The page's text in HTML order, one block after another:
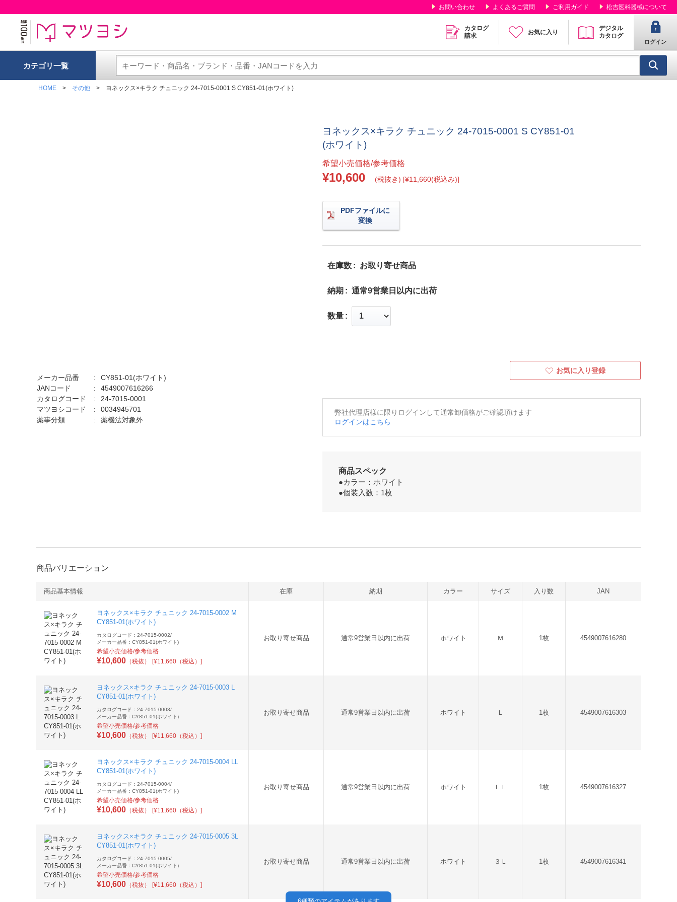
お問い合わせ よくあるご質問 ご利用ガイド 松吉医科器械について
カタログ
請求
お気に入り
デジタル
カタログ
ログイン
カテゴリ一覧
HOME その他 ヨネックス×キラク チュニック 24-7015-0001 S CY851-01(ホワイト)
メーカー品番
CY851-01(ホワイト)
JANコード
4549007616266
カタログコード
24-7015-0001
マツヨシコード
0034945701
薬事分類
薬機法対象外
ヨネックス×キラク チュニック 24-7015-0001 S CY851-01
(ホワイト)
希望小売価格/参考価格
¥10,600 (税抜き) [¥11,660(税込み)]
PDFファイルに
変換
在庫数 お取り寄せ商品
納期 通常9営業日以内に出荷
数量
お気に入り登録
弊社代理店様に限りログインして通常卸価格がご確認頂けます
ログインはこちら
商品スペック
●カラー：ホワイト
●個装入数：1枚
商品バリエーション
商品基本情報 在庫 納期 カラー サイズ 入り数 JAN
ヨネックス×キラク チュニック 24-7015-0002 M
CY851-01(ホワイト)
カタログコード：24-7015-0002/
メーカー品番：CY851-01(ホワイト)
希望小売価格/参考価格
¥10,600 （税抜） [¥11,660（税込）]
お取り寄せ商品 通常9営業日以内に出荷 ホワイト Ｍ 1枚 4549007616280
ヨネックス×キラク チュニック 24-7015-0003 L
CY851-01(ホワイト)
カタログコード：24-7015-0003/
メーカー品番：CY851-01(ホワイト)
希望小売価格/参考価格
¥10,600 （税抜） [¥11,660（税込）]
お取り寄せ商品 通常9営業日以内に出荷 ホワイト Ｌ 1枚 4549007616303
ヨネックス×キラク チュニック 24-7015-0004 LL
CY851-01(ホワイト)
カタログコード：24-7015-0004/
メーカー品番：CY851-01(ホワイト)
希望小売価格/参考価格
¥10,600 （税抜） [¥11,660（税込）]
お取り寄せ商品 通常9営業日以内に出荷 ホワイト ＬＬ 1枚 4549007616327
ヨネックス×キラク チュニック 24-7015-0005 3L
CY851-01(ホワイト)
カタログコード：24-7015-0005/
メーカー品番：CY851-01(ホワイト)
希望小売価格/参考価格
¥10,600 （税抜） [¥11,660（税込）]
お取り寄せ商品 通常9営業日以内に出荷 ホワイト ３Ｌ 1枚 4549007616341